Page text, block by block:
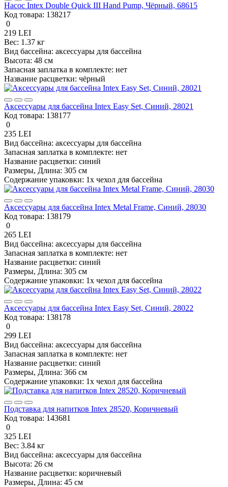
Насос Intex Double Quick III Hand Pump, Чёрный, 68615
Код товара: 138217
0
219 LEI
Вес: 1.37 кг
Вид бассейна: аксессуары для бассейна
Высота: 48 см
Запасная заплатка в комплекте: нет
Название расцветки: чёрный
Аксессуары для бассейна Intex Easy Set, Синий, 28021
Код товара: 138177
0
235 LEI
Вид бассейна: аксессуары для бассейна
Запасная заплатка в комплекте: нет
Название расцветки: синий
Размеры, Длина: 305 см
Содержание упаковки: 1x чехол для бассейнa
Аксессуары для бассейна Intex Metal Frame, Синий, 28030
Код товара: 138179
0
265 LEI
Вид бассейна: аксессуары для бассейна
Запасная заплатка в комплекте: нет
Название расцветки: синий
Размеры, Длина: 305 см
Содержание упаковки: 1x чехол для бассейнa
Аксессуары для бассейна Intex Easy Set, Синий, 28022
Код товара: 138178
0
299 LEI
Вид бассейна: аксессуары для бассейна
Запасная заплатка в комплекте: нет
Название расцветки: синий
Размеры, Длина: 366 см
Содержание упаковки: 1x чехол для бассейнa
Подставка для напитков Intex 28520, Коричневый
Код товара: 143681
0
325 LEI
Вес: 3.84 кг
Вид бассейна: аксессуары для бассейна
Высота: 26 см
Название расцветки: коричневый
Размеры, Длина: 45 см